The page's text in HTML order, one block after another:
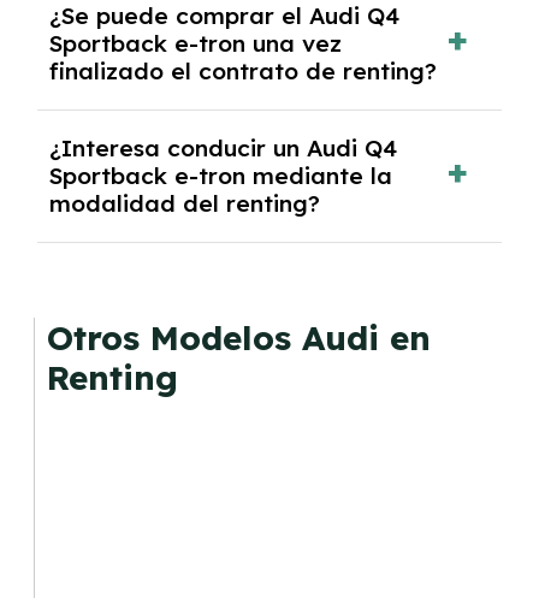
mejores ofertas de vehículos de renting con
todos los gastos incluidos y sin pagar
entradas.
¿Se puede comprar el Audi Q4
Sportback e-tron una vez
finalizado el contrato de renting?
renting se puede adquirir el coche. En este
caso tendrán que analizar los años, la
cantidad de kilómetros recorridos y el coste
del mercado actual.
¿Interesa conducir un Audi Q4
Sportback e-tron mediante la
modalidad del renting?
gusta cambiar de coche cada pocos años.
Otros Modelos Audi en
Renting